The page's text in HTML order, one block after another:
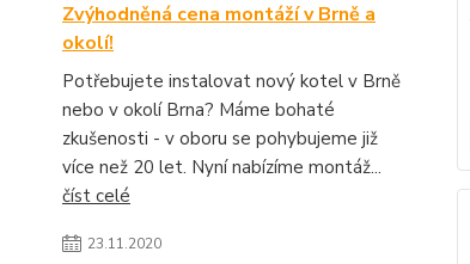
Zvýhodněná cena montáží v Brně a
okolí!
Potřebujete instalovat nový kotel v Brně
nebo v okolí Brna? Máme bohaté
zkušenosti - v oboru se pohybujeme již
více než 20 let. Nyní nabízíme montáž...
číst celé
23.11.2020